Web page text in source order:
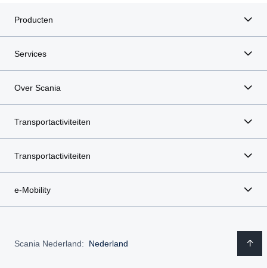
Producten
Services
Over Scania
Transportactiviteiten
Transportactiviteiten
e-Mobility
Scania Nederland: Nederland